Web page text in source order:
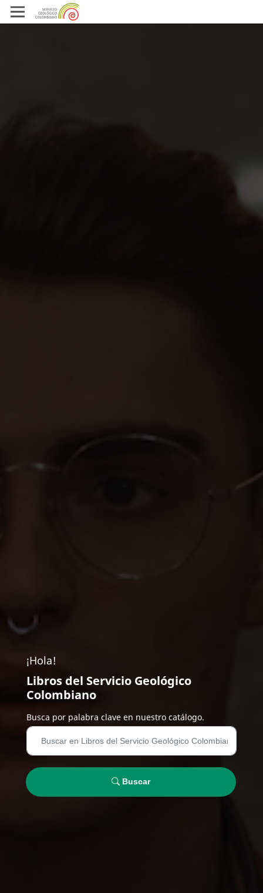
¡Hola!
Libros del Servicio Geológico
Colombiano
Busca por palabra clave en nuestro catálogo.
Buscar